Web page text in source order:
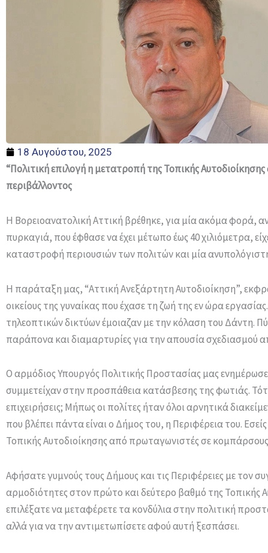
18 Αυγούστου, 2025
“Πολιτική επιλογή η μετατροπή της Τοπικής
περιβάλλοντος
Η Βορειοανατολική Αττική βρέθηκε, για μία ακόμα φορά,
πυρκαγιά, που έφθασε να έχει μέτωπο έως 40 χιλιόμετρα,
καταστροφή περιουσιών των πολιτών και μία
Η παράταξη μας, “Αττική Ανεξάρτητη Αυτοδιοίκηση”,
οικείους της γυναίκας που έχασε τη ζωή της εν ώρα
τηλεοπτικών δικτύων έμοιαζαν με την κόλαση του Δάντη.
παράπονα και διαμαρτυρίες για την απουσία σχεδιασμού
Ο αρμόδιος Υπουργός Πολιτικής Προστασίας μας ενημέρωσε
συμμετείχαν στην προσπάθεια κατάσβεσης της φωτιάς.
επιχειρήσεις; Μήπως οι πολίτες ήταν όλοι αρνητικά
που βλέπει πάντα είναι ο Δήμος του, η Περιφέρεια του.
Τοπικής Αυτοδιοίκησης από πρωταγωνιστές σε
Αφήσατε γυμνούς τους Δήμους και τις Περιφέρειες με τον
αρμοδιότητες στον πρώτο και δεύτερο βαθμό της
επιλέξατε να μεταφέρετε τα κονδύλια στην πολιτική
αλλά για να την αντιμετωπίσετε αφού αυτή ξεσπάσει.